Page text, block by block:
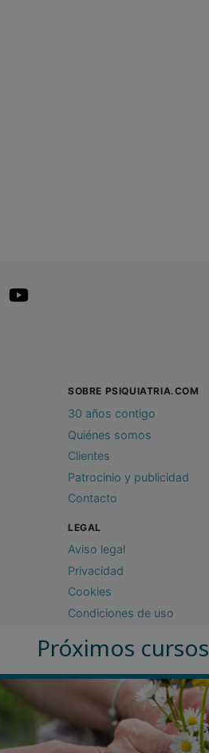
Próximos cursos
SOBRE PSIQUIATRIA.COM
30 años contigo
Quiénes somos
Clientes
Patrocinio y publicidad
Contacto
LEGAL
Aviso legal
Privacidad
Cookies
Condiciones de uso